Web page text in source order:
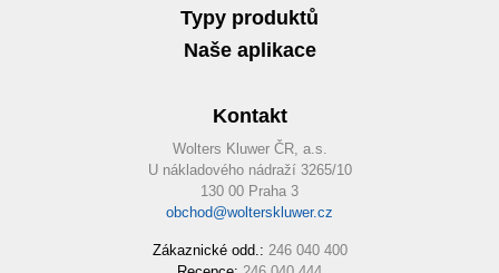
Typy produktů
Naše aplikace
Kontakt
Wolters Kluwer ČR, a.s.
U nákladového nádraží 3265/10
130 00 Praha 3
obchod@wolterskluwer.cz
Zákaznické odd.: 246 040 400